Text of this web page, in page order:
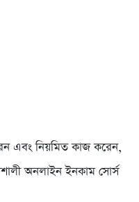
এবং নিয়মিত কাজ করেন,
অনলাইন ইনকাম সোর্স